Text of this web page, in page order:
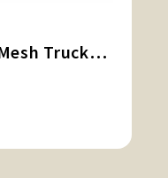
Washed Cotton Soft Mesh Trucker Cap